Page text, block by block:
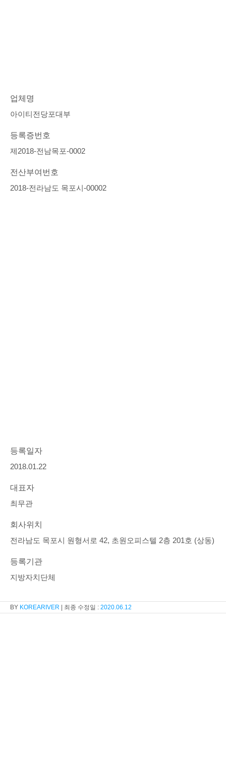
업체명
아이티전당포대부
등록증번호
제2018-전남목포-0002
전산부여번호
2018-전라남도 목포시-00002
등록일자
2018.01.22
대표자
최무관
회사위치
전라남도 목포시 원형서로 42, 초원오피스텔 2층 201호 (상동)
등록기관
지방자치단체
KOREARIVER 2020.06.12